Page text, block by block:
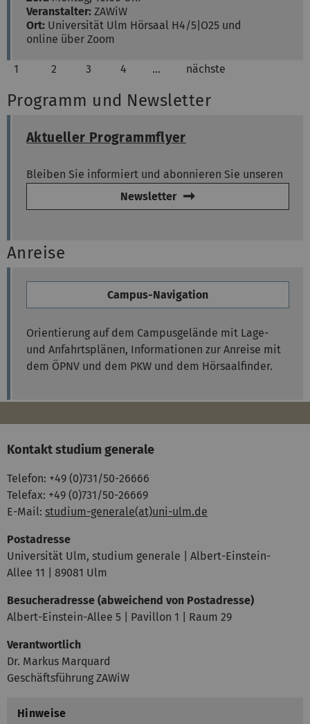
Veranstalter: ZAWiW
Ort: Universität Ulm Hörsaal H4/5|O25 und
online über Zoom
1 2 3 4 … nächste
Programm und Newsletter
Aktueller Programmflyer
Bleiben Sie informiert und abonnieren Sie unseren
Newsletter
Anreise
Campus-Navigation
Orientierung auf dem Campusgelände mit Lage-
und Anfahrtsplänen, Informationen zur Anreise mit
dem ÖPNV und dem PKW und dem Hörsaalfinder.
Kontakt studium generale
Telefon: +49 (0)731/50-26666
Telefax: +49 (0)731/50-26669
E-Mail: studium-generale(at)uni-ulm.de
Postadresse
Universität Ulm, studium generale | Albert-Einstein-
Allee 11 | 89081 Ulm
Besucheradresse (abweichend von Postadresse)
Albert-Einstein-Allee 5 | Pavillon 1 | Raum 29
Verantwortlich
Dr. Markus Marquard
Geschäftsführung ZAWiW
Hinweise